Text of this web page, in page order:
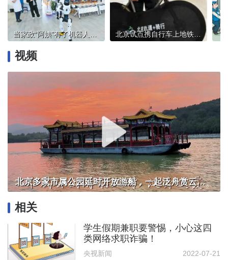
北京试点携自行车上地铁，有哪些细则规定？一文读懂
视频
北京多家市属公园延时开放游船，一起泛舟赏云霞！
相关
学生假期兼职要警惕，小心这四
类网络求职诈骗！
央视新闻 2022-07-21